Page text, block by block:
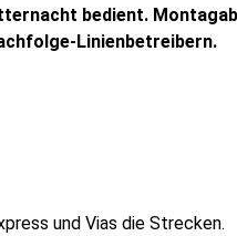
bedient.
Linienbetreibern.
und Vias die Strecken.